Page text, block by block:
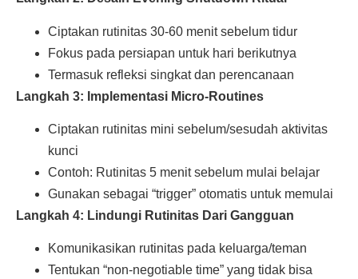
Ciptakan rutinitas 30-60 menit sebelum tidur
Fokus pada persiapan untuk hari berikutnya
Termasuk refleksi singkat dan perencanaan
Langkah 3: Implementasi Micro-Routines
Ciptakan rutinitas mini sebelum/sesudah aktivitas
kunci
Contoh: Rutinitas 5 menit sebelum mulai belajar
Gunakan sebagai “trigger” otomatis untuk memulai
Langkah 4: Lindungi Rutinitas Dari Gangguan
Komunikasikan rutinitas pada keluarga/teman
Tentukan “non-negotiable time” yang tidak bisa